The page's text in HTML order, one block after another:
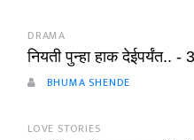
DRAMA
नियती पुन्हा हाक देईपर्यंत.. - 3
BHUMA SHENDE
LOVE STORIES